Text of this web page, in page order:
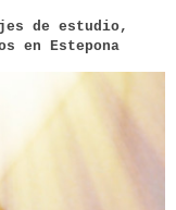
de estudio,
Estepona